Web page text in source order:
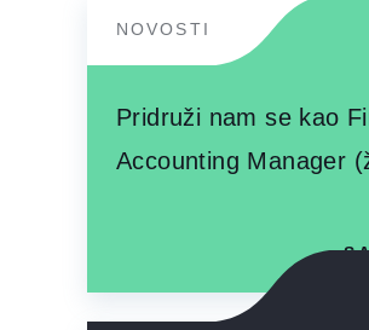
NOVOSTI
Pridruži nam se kao
Accounting Manager